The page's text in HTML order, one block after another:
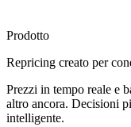
Prodotto
Repricing creato per
Prezzi in tempo reale e
altro ancora. Decisioni
intelligente.